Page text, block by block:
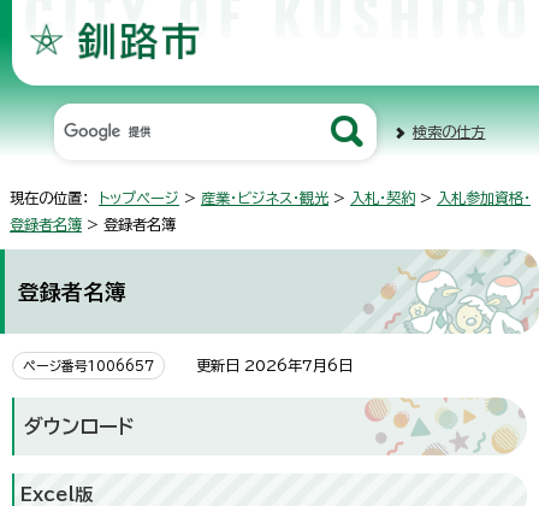
検索の仕方
現在の位置： トップページ > 産業・ビジネス・観光 > 入札・契約 >
入札参加資格・
登録者名簿 > 登録者名簿
登録者名簿
ページ番号1006657 更新日 2026年7月6日
ダウンロード
Excel版